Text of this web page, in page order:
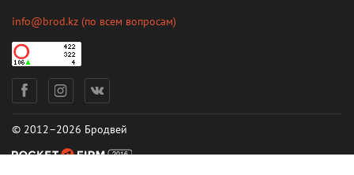
info@brod.kz (по всем вопросам)
© 2012–2026 Бродвей